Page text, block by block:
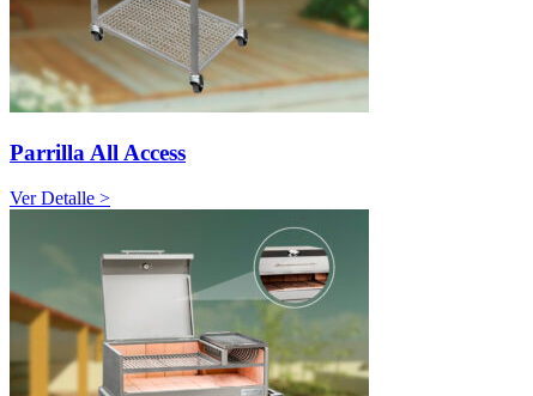
Parrilla All Access
Ver Detalle >